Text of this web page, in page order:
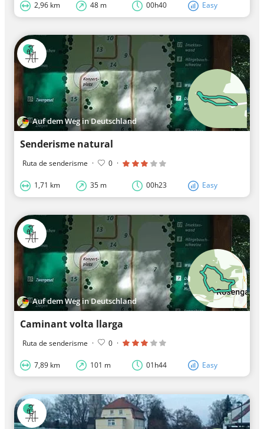
2,96 km 48 m 00h40 Easy
Auf dem Weg in Deutschland
Senderisme natural
Ruta de senderisme · 0 ·
1,71 km 35 m 00h23 Easy
Auf dem Weg in Deutschland
Caminant volta llarga
Ruta de senderisme · 0 ·
7,89 km 101 m 01h44 Easy